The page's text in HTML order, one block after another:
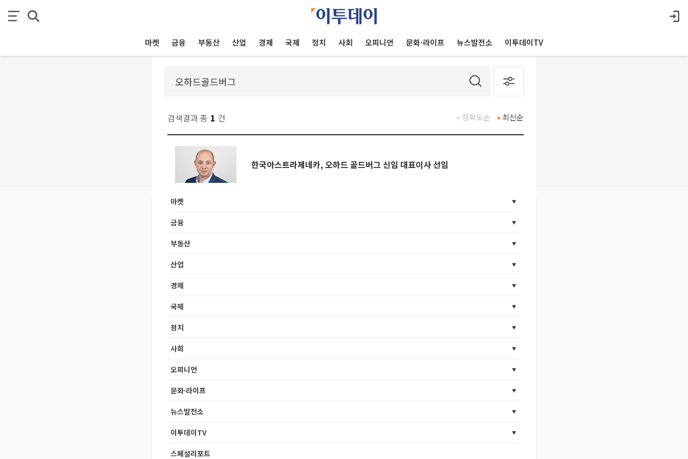
마켓 금융 부동산 산업 경제 국제 정치 사회 오피니언 문화·라이프 뉴스발전소 이투데이TV
검색결과 총 1 건 최신순
정확도순
한국아스트라제네카, 오하드 골드버그 신임 대표이사 선임
마켓
금융
부동산
산업
경제
국제
정치
사회
오피니언
문화·라이프
뉴스발전소
이투데이TV
스페셜리포트